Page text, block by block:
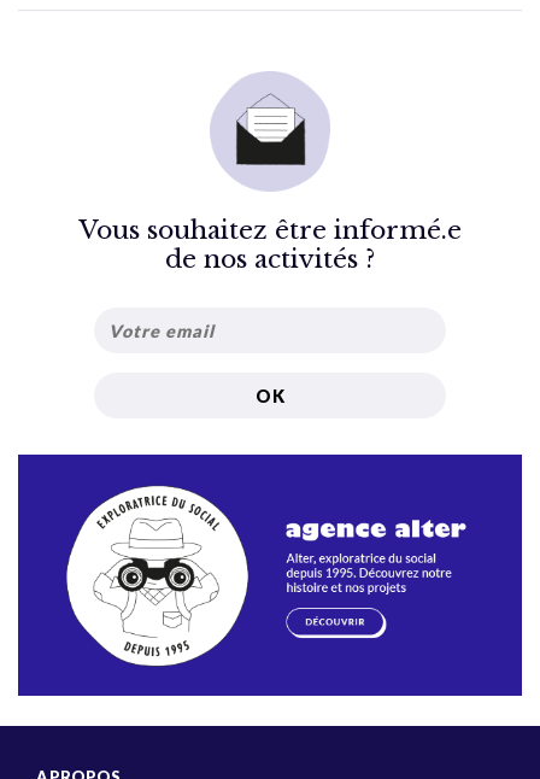
Vous souhaitez être informé.e
de nos activités ?